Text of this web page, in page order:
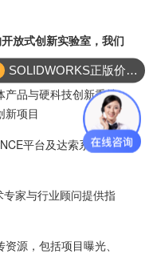
放式创新实验室，我们
产品与硬科技创新秉持
新项目
平台及达索系统系列
家与行业顾问提供指
源，包括项目曝光、
SOLIDWORKS正版价格？